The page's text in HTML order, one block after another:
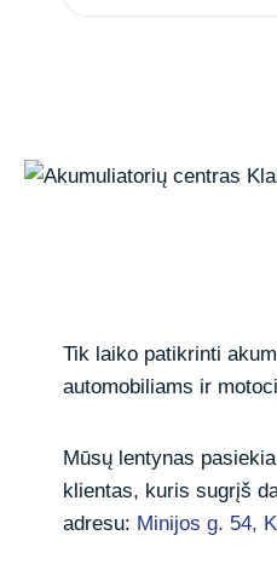
Tik laiko patikrinti
automobiliams ir
Mūsų lentynas
klientas, kuris sugrįš
adresu: Minijos g. 54,